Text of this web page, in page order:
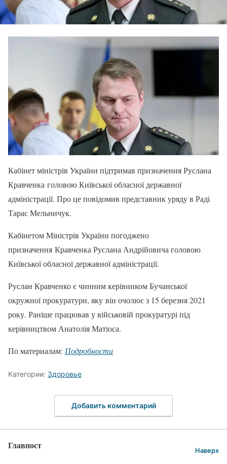
Кабінет міністрів України підтримав призначення Руслана
Кравченка головою Київської обласної державної
адміністрації. Про це повідомив представник уряду в Раді
Тарас Мельничук.
Кабінетом Міністрів України погоджено
призначення Кравченка Руслана Андрійовича головою
Київської обласної державної адміністрації.
Руслан Кравченко є чинним керівником Бучанської
окружної прокуратури, яку він очолює з 15 березня 2021
року. Раніше працював у військовій прокуратурі під
керівництвом Анатолія Матіоса.
По материалам: Подробности
Категории: Здоровье
Добавить комментарий
Главпост Наверх